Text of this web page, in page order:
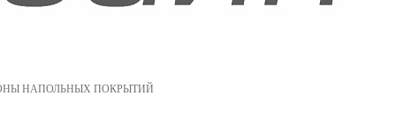
НАПОЛЬНЫХ ПОКРЫТИЙ